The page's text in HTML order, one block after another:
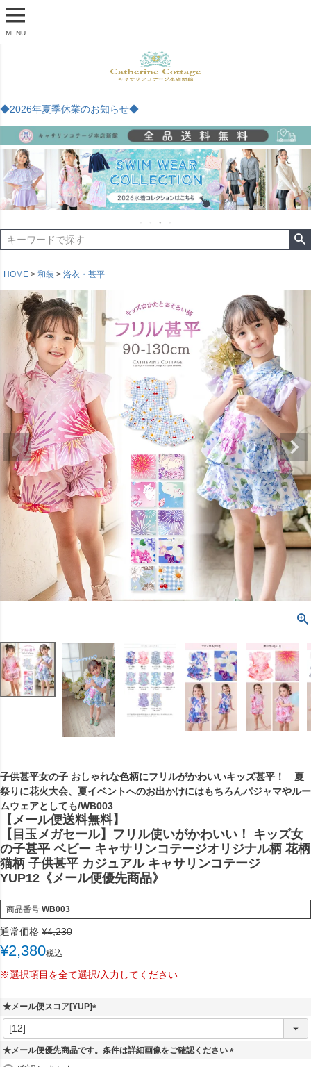
MENU
◆2026年夏季休業のお知らせ◆
HOME 和装 浴衣・甚平
子供甚平女の子 おしゃれな色柄にフリルがかわいいキッズ甚平！ 夏
祭りに花火大会、夏イベントへのお出かけにはもちろんパジャマやルー
ムウェアとしても/WB003
【メール便送料無料】
【目玉メガセール】フリル使いがかわいい！ キッズ女
の子甚平 ベビー キャサリンコテージオリジナル柄 花柄
猫柄 子供甚平 カジュアル キャサリンコテージ
YUP12《メール便優先商品》
商品番号 WB003
通常価格 ¥4,230
¥2,380税込
※選択項目を全て選択/入力してください
★メール便スコア[YUP]
(
須
★メール便優先商品です。条件は詳細画像をご確認ください